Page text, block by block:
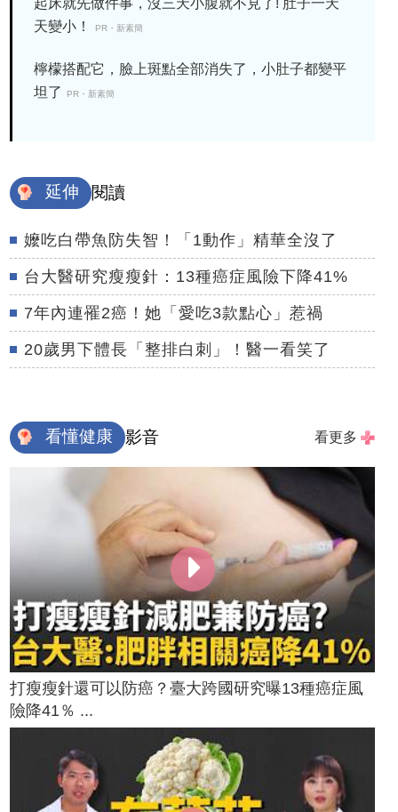
天變小！
PR・新素簡
檸檬搭配它，臉上斑點全部消失了，小肚子都變平
坦了
PR・新素簡
延伸 閱讀
嬤吃白帶魚防失智！「1動作」精華全沒了
台大醫研究瘦瘦針：13種癌症風險下降41%
7年內連罹2癌！她「愛吃3款點心」惹禍
20歲男下體長「整排白刺」！醫一看笑了
看懂健康 影音 看更多
打瘦瘦針還可以防癌？臺大跨國研究曝13種癌症風
險降41％ ...